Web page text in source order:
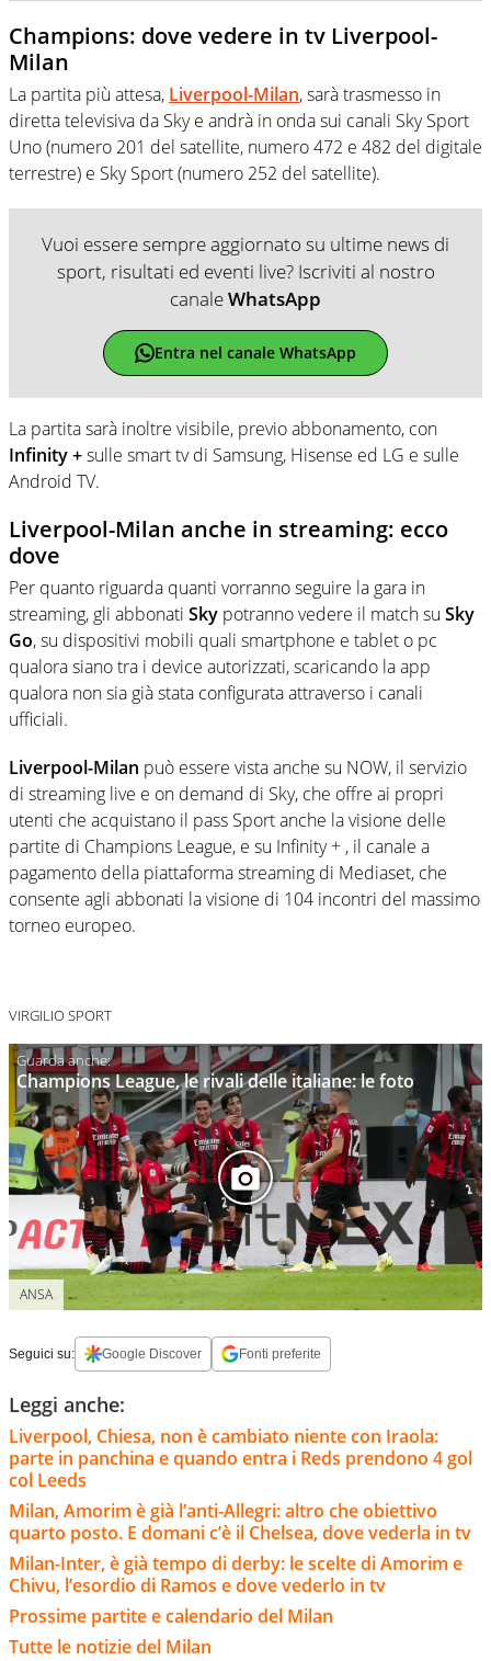
Champions: dove vedere in tv Liverpool-
Milan
La partita più attesa, Liverpool-Milan, sarà trasmesso in
diretta televisiva da Sky e andrà in onda sui canali Sky Sport
Uno (numero 201 del satellite, numero 472 e 482 del digitale
terrestre) e Sky Sport (numero 252 del satellite).
Vuoi essere sempre aggiornato su ultime news di
sport, risultati ed eventi live? Iscriviti al nostro
canaleWhatsApp
Entra nel canale WhatsApp
La partita sarà inoltre visibile, previo abbonamento, con
Infinity +sulle smart tv di Samsung, Hisense ed LG e sulle
Android TV.
Liverpool-Milan anche in streaming: ecco
dove
Per quanto riguarda quanti vorranno seguire la gara in
streaming, gli abbonati Sky potranno vedere il match su Sky
Go, su dispositivi mobili quali smartphone e tablet o pc
qualora siano tra i device autorizzati, scaricando la app
qualora non sia già stata configurata attraverso i canali
ufficiali.
Liverpool-Milan può essere vista anche su NOW, il servizio
di streaming live e on demand di Sky, che offre ai propri
utenti che acquistano il pass Sport anche la visione delle
partite di Champions League, e su Infinity + , il canale a
pagamento della piattaforma streaming di Mediaset, che
consente agli abbonati la visione di 104 incontri del massimo
torneo europeo.
VIRGILIO SPORT
Champions League, le rivali delle italiane: le foto
ANSA
Seguici su: Google Discover Fonti preferite
Leggi anche:
Liverpool, Chiesa, non è cambiato niente con Iraola:
parte in panchina e quando entra i Reds prendono 4 gol
col Leeds
Milan, Amorim è già l’anti-Allegri: altro che obiettivo
quarto posto. E domani c’è il Chelsea, dove vederla in tv
Milan-Inter, è già tempo di derby: le scelte di Amorim e
Chivu, l’esordio di Ramos e dove vederlo in tv
Prossime partite e calendario del Milan
Tutte le notizie del Milan